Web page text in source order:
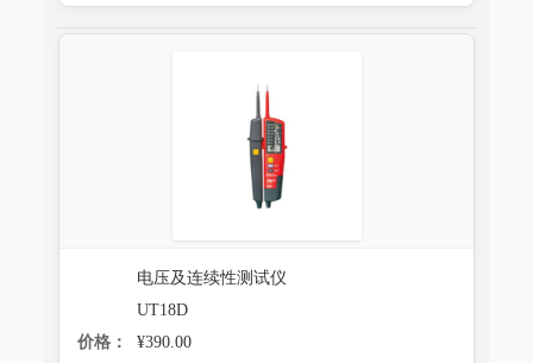
电压及连续性测试仪
UT18D
价格：
¥390.00